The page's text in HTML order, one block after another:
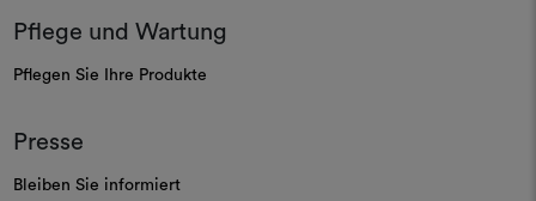
Pflege und Wartung
Pflegen Sie Ihre Produkte
Presse
Bleiben Sie informiert